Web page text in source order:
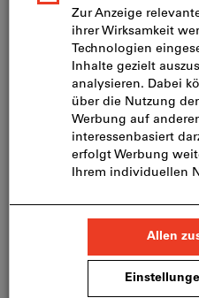
60 80
280 320 400
Wollen Sie mehrere Varianten
Zur Schnellerfassung